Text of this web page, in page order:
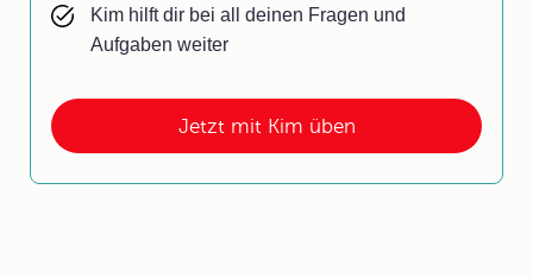
Jetzt mit Kim üben
Kim hilft dir bei all deinen Fragen und
Aufgaben weiter